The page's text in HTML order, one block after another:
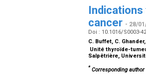
cancer - 28/
Doi : 10.1016/S0003-
C. Buffet, C.
Unité thyroïde-
Salpêtrière,
* Corresponding